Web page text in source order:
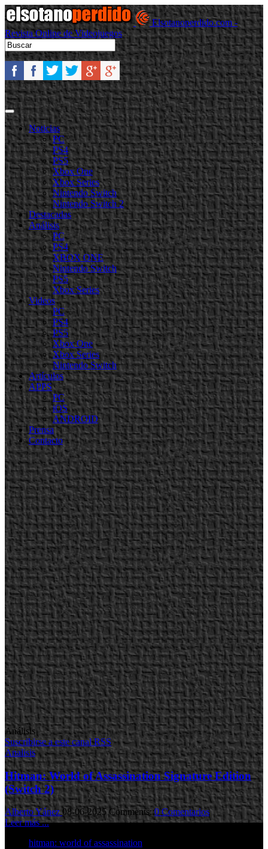
Elsotanoperdido.com -
Revista Online de Videojuegos
Noticias
PC
PS4
PS5
Xbox One
Xbox Series
Nintendo Switch
Nintendo Switch 2
Destacadas
Análisis
PC
PS4
XBOX ONE
Nintendo Switch
PS5
Xbox Series
Videos
PC
PS4
PS5
Xbox One
Xbox Series
Nintendo Switch
Artículos
APPS
PC
iOS
ANDROID
Prensa
Contacto
Análisis
Suscribirse a este canal RSS
Analisis
Hitman: World of Assassination Signature Edition
(Switch 2)
Alberto Yánez08-06-2025Comments::0 Comentarios
Leer más ...
hitman: world of assassination